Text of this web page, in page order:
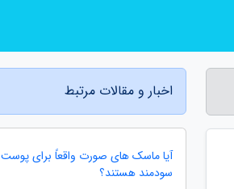
اخبار و مقالات مرتبط
آیا ماسک های صورت واقعاً برای پوست
سودمند هستند؟